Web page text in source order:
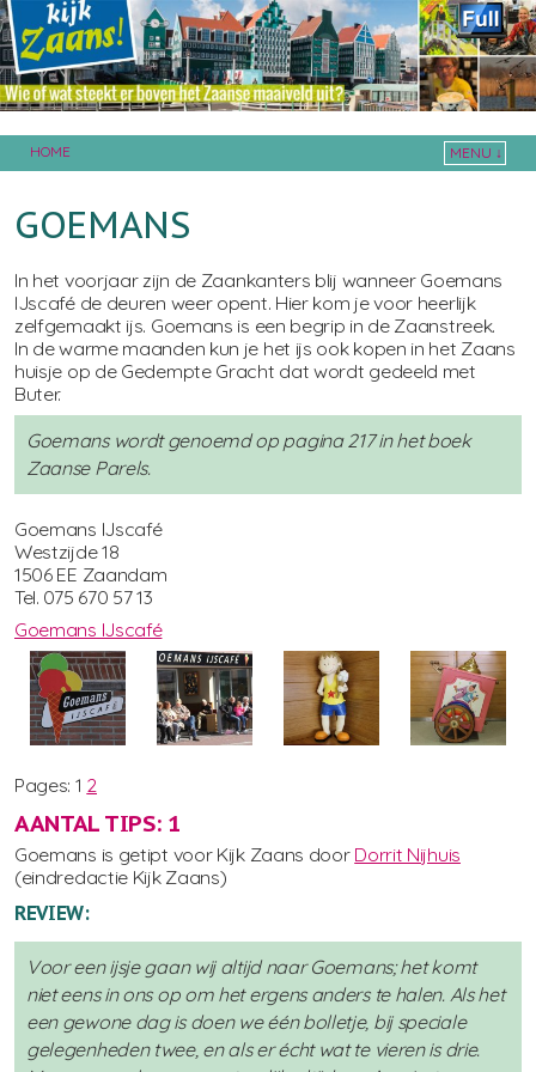
HOME
MENU ↓
GOEMANS
In het voorjaar zijn de Zaankanters blij wanneer Goemans
IJscafé de deuren weer opent. Hier kom je voor heerlijk
zelfgemaakt ijs. Goemans is een begrip in de Zaanstreek.
In de warme maanden kun je het ijs ook kopen in het Zaans
huisje op de Gedempte Gracht dat wordt gedeeld met
Buter.
Goemans wordt genoemd op pagina 217 in het boek
Zaanse Parels.
Goemans IJscafé
Westzijde 18
1506 EE Zaandam
Tel. 075 670 57 13
Goemans IJscafé
Pages: 1 2
AANTAL TIPS: 1
Goemans is getipt voor Kijk Zaans door Dorrit Nijhuis
(eindredactie Kijk Zaans)
REVIEW:
Voor een ijsje gaan wij altijd naar Goemans; het komt
niet eens in ons op om het ergens anders te halen. Als het
een gewone dag is doen we één bolletje, bij speciale
gelegenheden twee, en als er écht wat te vieren is drie.